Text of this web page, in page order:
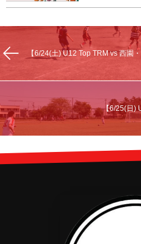
【6/24(土) U12 Top TRM vs 西園
【6/25(日)